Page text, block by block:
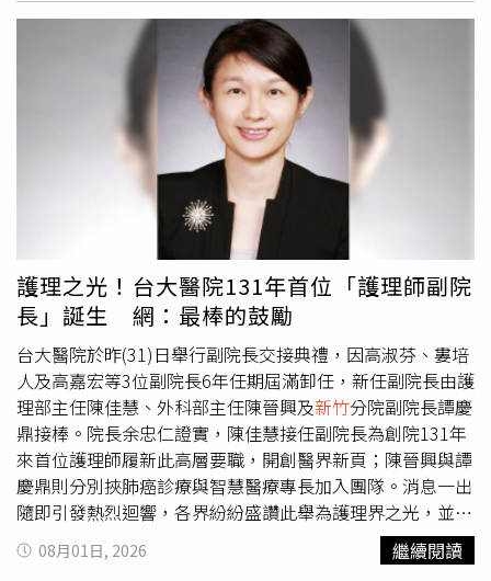
關、各自備戰的消息，讓竹北這一局成為藍白合作最受矚目
的觀察指標。對民眾黨而言，竹北更是不能輕易放手的重要
戰場。2024總統大選中，柯文哲在竹北拿下38.3％得票
率，不僅大幅領先藍綠兩黨約三成的得票，更創下民眾黨全
國各鄉鎮市最高得票紀錄，遠高於全國平均26.5％。因此，
白營始終將竹北視為關鍵據點，希望延續支持基礎，在
2026年成功插旗，也讓藍白整合始終備受關注。黃國昌表
示，針對年底行政首長選舉，民眾黨一向本於最大的誠意與
善意和國民黨協商。他指出，無論是過去與國民黨主席鄭麗
文，或是目前國民黨 新竹縣長參選人徐欣瑩，彼此都有共同
默契與共識。黃國昌強調，希望在新竹縣由徐欣瑩、新竹市
由高虹安、竹北市由邱臣遠共同形成「最強鐵三角」，「我
們還是相信中國國民黨會履行過去的共識與承諾，共同打贏
新竹縣、竹北市及新竹市的重要選戰。」
護理之光！台大醫院131年首位「護理師副院
長」誕生 網：最棒的鼓勵
台大醫院於昨(31)日舉行副院長交接典禮，因高淑芬、婁培
人及高嘉宏等3位副院長6年任期屆滿卸任，新任副院長由護
理部主任陳佳慧、外科部主任陳晉興及新竹分院副院長譚慶
鼎接棒。院長余忠仁證實，陳佳慧接任副院長為創院131年
來首位護理師履新此高層要職，開創醫界新頁；陳晉興與譚
慶鼎則分別挾肺癌診療與智慧醫療專長加入團隊。消息一出
隨即引發熱烈迴響，各界紛紛盛讚此舉為護理界之光，並期
待新團隊能實質改善第一線醫護待遇與醫療環境。首位護理
背景副院長！陳佳慧獲重用 肩負留才與幸福職場革新重任
08月01日, 2026 繼續閱讀